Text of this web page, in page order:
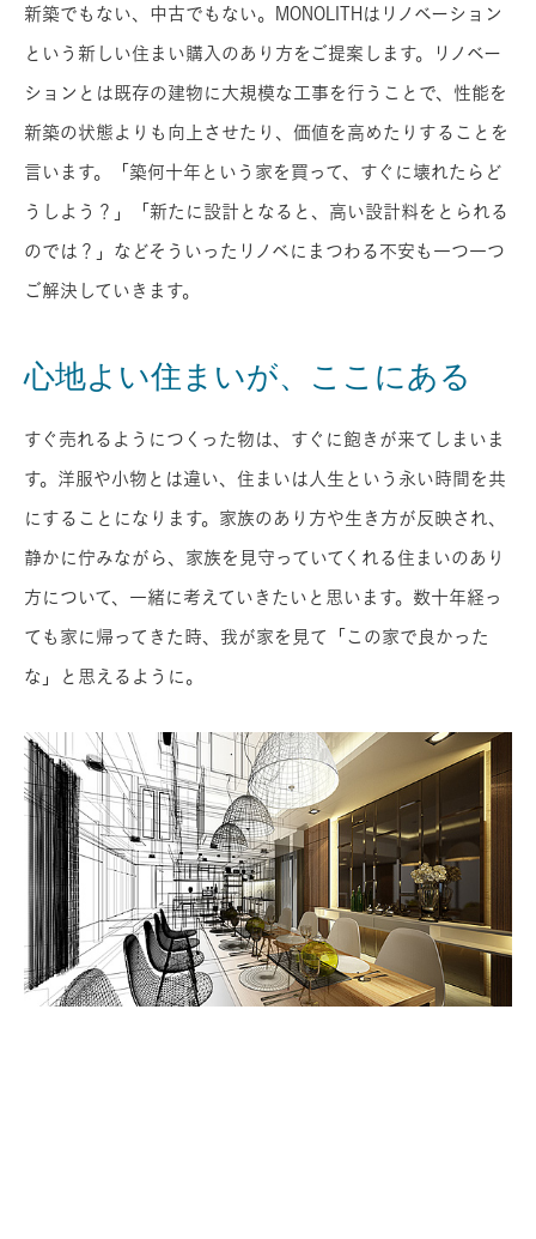
新築でもない、中古でもない。MONOLITHはリノベーション
という新しい住まい購入のあり方をご提案します。リノベー
ションとは既存の建物に大規模な工事を行うことで、性能を
新築の状態よりも向上させたり、価値を高めたりすることを
言います。「築何十年という家を買って、すぐに壊れたらど
うしよう？」「新たに設計となると、高い設計料をとられる
のでは？」などそういったリノベにまつわる不安も一つ一つ
ご解決していきます。
心地よい住まいが、ここにある
すぐ売れるようにつくった物は、すぐに飽きが来てしまいま
す。洋服や小物とは違い、住まいは人生という永い時間を共
にすることになります。家族のあり方や生き方が反映され、
静かに佇みながら、家族を見守っていてくれる住まいのあり
方について、一緒に考えていきたいと思います。数十年経っ
ても家に帰ってきた時、我が家を見て「この家で良かった
な」と思えるように。